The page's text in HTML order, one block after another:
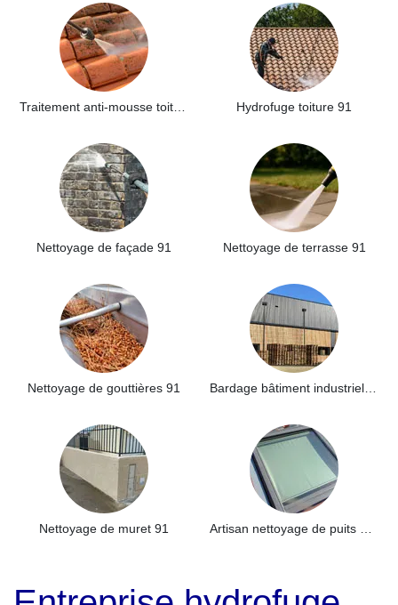
Hydrofuge toiture 91
Nettoyage de façade 91 Nettoyage de terrasse 91
Nettoyage de gouttières 91
Nettoyage de muret 91